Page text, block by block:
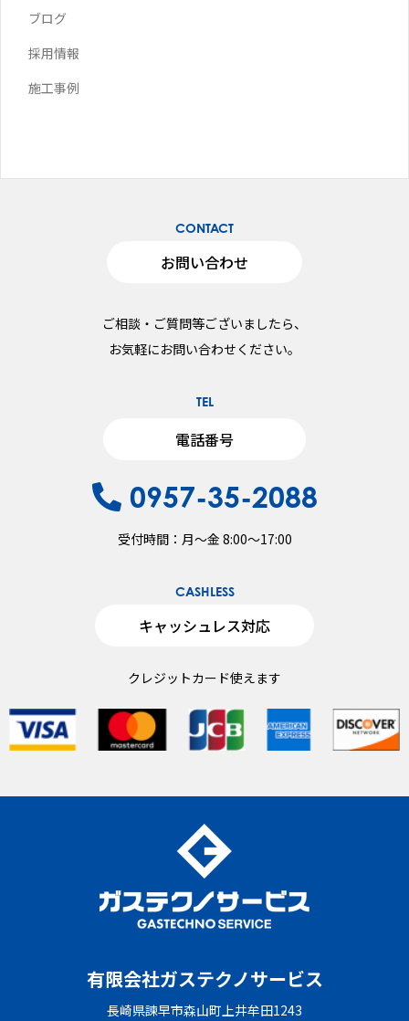
ブログ
採用情報
施工事例
CONTACT
お問い合わせ
ご相談・ご質問等ございましたら、
お気軽にお問い合わせください。
TEL
電話番号
0957-35-2088
受付時間：月〜金 8:00～17:00
CASHLESS
キャッシュレス対応
クレジットカード使えます
有限会社ガステクノサービス
長崎県諫早市森山町上井牟田1243